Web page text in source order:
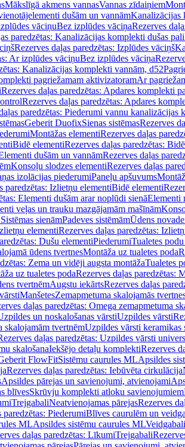
Mākslīgā akmens vannasVannas zīdaiņiem
dušām un vannāmKanalizācijas
vāciņuBez izplūdes vāciņaRezerves
paredzētas: Kanalizācijas komplekti dušas
Rezerves daļas paredzētas: Izplūdes vāciņš
Ar izplūdes vāciņuBez izplūdes vāciņa
Kanalizācijas komplekti vannām, d52
pagriežamam aktivizatoramAr
Rezerves daļas paredzētas: Apdares komplekti
Rezerves daļas paredzētas: Apdares
paredzētas: Piederumi vannu kanalizācijas
Geberit DuofixSienas sistēmasRezerves
Montāžas elementiRezerves daļas
Bidē elementiRezerves daļas paredzētas:
dušām un vannāmRezerves daļas
Konsoļu slodzes elementiRezerves daļas
izolācijas piederumiPaneļu apšuvums
paredzētas: Izlietņu elementiBidē elementi
Elementi dušām arar noplūdi sienāElementi
veļas un trauku mazgājamām mašīnām
sienāmPadeves sistēmāmŪdens
elementiRezerves daļas paredzētas:
Dušu elementiPiederumiTualetes
ūdens tvertnesMontāža uz tualetes poda
Zema un vidēji augsta montāžaTualetes
uz tualetes podaRezerves daļas paredzētas:
tvertnēmAugstu iekārtsRezerves daļas
ManšetesZemapmetuma skalojamās
daļas paredzētas: Omega zemapmetuma
un noskalošanas vārstiUzpildes vārsti
skalojamām tvertnēmUzpildes vārsti keramikas
daļas paredzētas: Uzpildes vārsti
skalošanaIekšējo detaļu komplektiRezerves
FlowFitSistēmu caurules MLApsildes
Rezerves daļas paredzētas: Iebūvēta cirkulācija
Apsildes pārejas un savienojumi, atvienojami
blīvesSkrūvju komplekti atloku savienojumiem
TrejgabaliNeatvienojamas pārejasRezerves
paredzētas: PiederumiBlīves caurulēm un
MLApsildes sistēmu caurules MLVeidgabali
daļas paredzētas: LīkumiTrejgabali